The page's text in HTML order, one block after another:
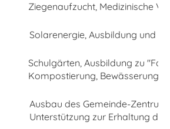
Ziegenaufzucht, Medizinische
Solarenergie, Ausbildung und
Schulgärten, Ausbildung zu
Kompostierung,
Ausbau des Gemeinde-
Unterstützung zur Erhaltung